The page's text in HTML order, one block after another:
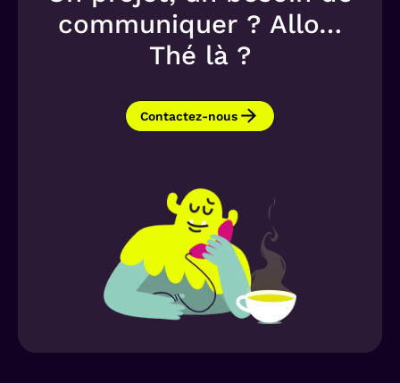
communiquer ? Allo…
Thé là ?
Contactez-nous